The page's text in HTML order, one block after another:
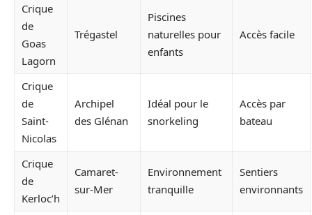
Crique
de
Goas
Lagorn
Trégastel
Piscines
naturelles pour
enfants
Accès facile
Crique
de
Saint-
Nicolas
Archipel
des Glénan
Idéal pour le
snorkeling
Accès par
bateau
Crique
de
Kerloc’h
Camaret-
sur-Mer
Environnement
tranquille
Sentiers
environnants